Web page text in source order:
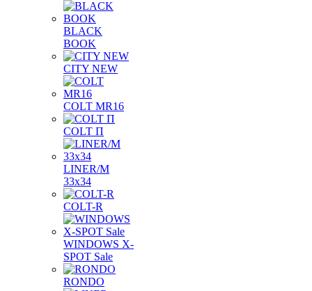
BLACK
BOOK
CITY NEW
COLT MR16
COLT П
LINER/М
33х34
COLT-R
WINDOWS X-
SPOT Sale
RONDO